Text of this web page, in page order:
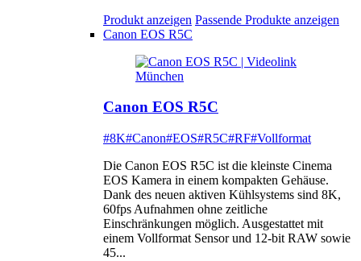
Produkt anzeigen Passende Produkte anzeigen
Canon EOS R5C
Canon EOS R5C
#8K#Canon#EOS#R5C#RF#Vollformat
Die Canon EOS R5C ist die kleinste Cinema
EOS Kamera in einem kompakten Gehäuse.
Dank des neuen aktiven Kühlsystems sind 8K,
60fps Aufnahmen ohne zeitliche
Einschränkungen möglich. Ausgestattet mit
einem Vollformat Sensor und 12-bit RAW sowie
45...